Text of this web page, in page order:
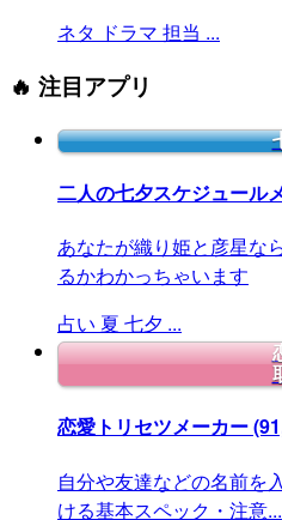
ネタ ドラマ 担当 ...
🔥 注目アプリ
二人の七夕スケジュール
あなたが織り姫と彦星な
るかわかっちゃいます
占い 夏 七夕 ...
恋愛トリセツメーカー
自分や友達などの名前を
ける基本スペック・注意...